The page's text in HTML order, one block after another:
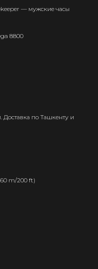
— мужские часы
8800
по Ташкенту и
m/200 ft)